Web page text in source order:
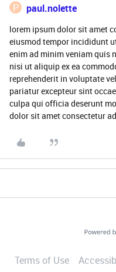
P paul.nolette
lorem ipsum dolor sit amet
eiusmod tempor incididunt
enim ad minim veniam quis
nisi ut aliquip ex ea
reprehenderit in voluptate
pariatur excepteur sint
culpa qui officia deserunt
dolor sit amet consectetur
Terms of Use